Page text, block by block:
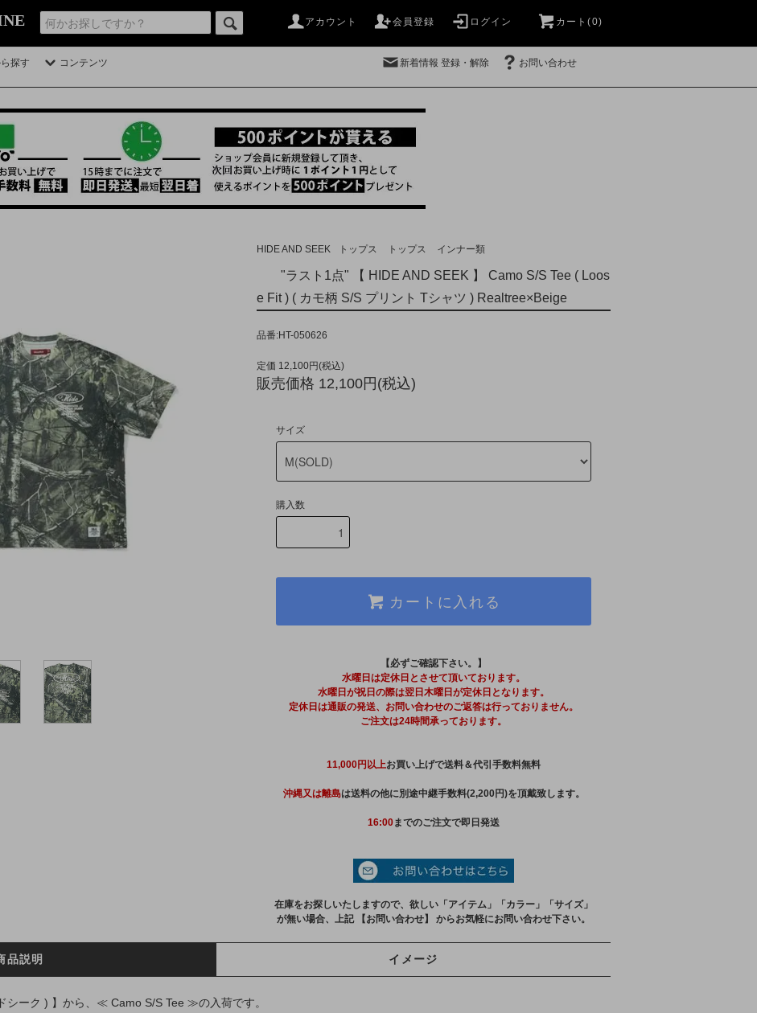
アカウント 会員登録 ログイン カート(0)
探す コンテンツ 新着情報 登録・解除 お問い合わせ
HIDE AND SEEK トップス トップス インナー類
"ラスト1点" 【 HIDE AND SEEK 】 Camo S/S Tee ( Loos
e Fit ) ( カモ柄 S/S プリント Tシャツ ) Realtree×Beige
品番:HT-050626
定価 12,100円(税込)
販売価格 12,100円(税込)
サイズ
購入数
カートに入れる
【必ずご確認下さい。】
水曜日は定休日とさせて頂いております。
水曜日が祝日の際は翌日木曜日が定休日となります。
定休日は通販の発送、お問い合わせのご返答は行っておりません。
ご注文は24時間承っております。
11,000円以上お買い上げで送料＆代引手数料無料
沖縄又は離島は送料の他に別途中継手数料(2,200円)を頂戴致します。
16:00までのご注文で即日発送
在庫をお探しいたしますので、欲しい「アイテム」「カラー」「サイズ」
が無い場合、上記 【お問い合わせ】 からお気軽にお問い合わせ下さい。
品説明 イメージ
シーク ) 】から、≪ Camo S/S Tee ≫の入荷です。